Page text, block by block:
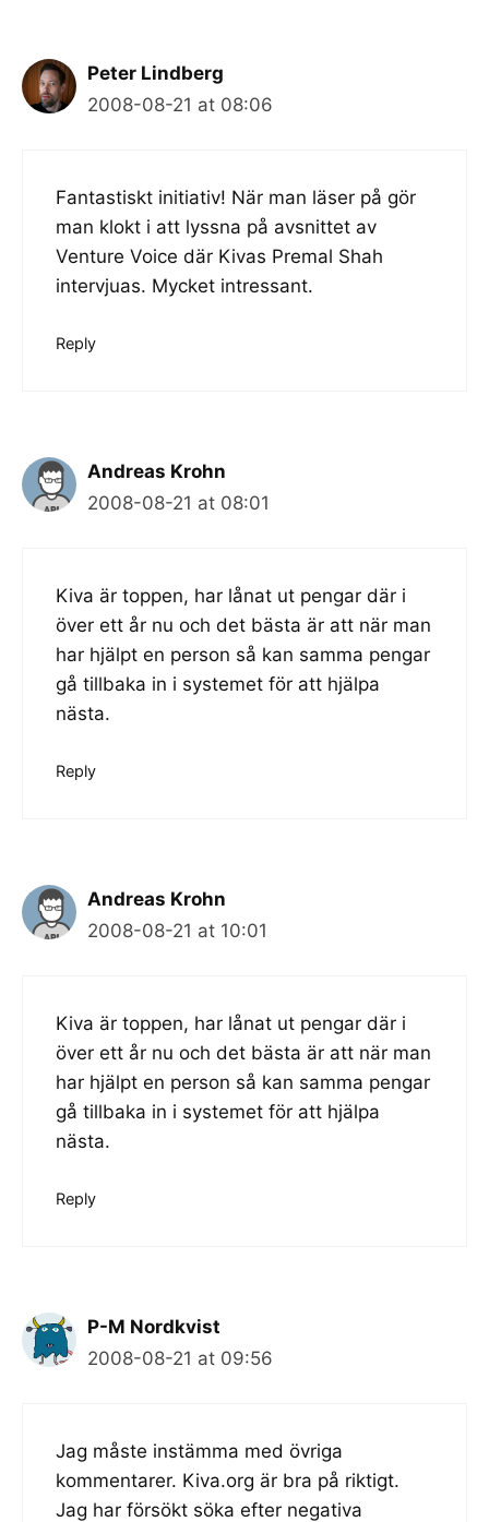
Peter Lindberg
2008-08-21 at 08:06
Fantastiskt initiativ! När man läser på gör
man klokt i att lyssna på avsnittet av
Venture Voice där Kivas Premal Shah
intervjuas. Mycket intressant.
Reply
Andreas Krohn
2008-08-21 at 08:01
Kiva är toppen, har lånat ut pengar där i
över ett år nu och det bästa är att när man
har hjälpt en person så kan samma pengar
gå tillbaka in i systemet för att hjälpa
nästa.
Reply
Andreas Krohn
2008-08-21 at 10:01
Kiva är toppen, har lånat ut pengar där i
över ett år nu och det bästa är att när man
har hjälpt en person så kan samma pengar
gå tillbaka in i systemet för att hjälpa
nästa.
Reply
P-M Nordkvist
2008-08-21 at 09:56
Jag måste instämma med övriga
kommentarer. Kiva.org är bra på riktigt.
Jag har försökt söka efter negativa